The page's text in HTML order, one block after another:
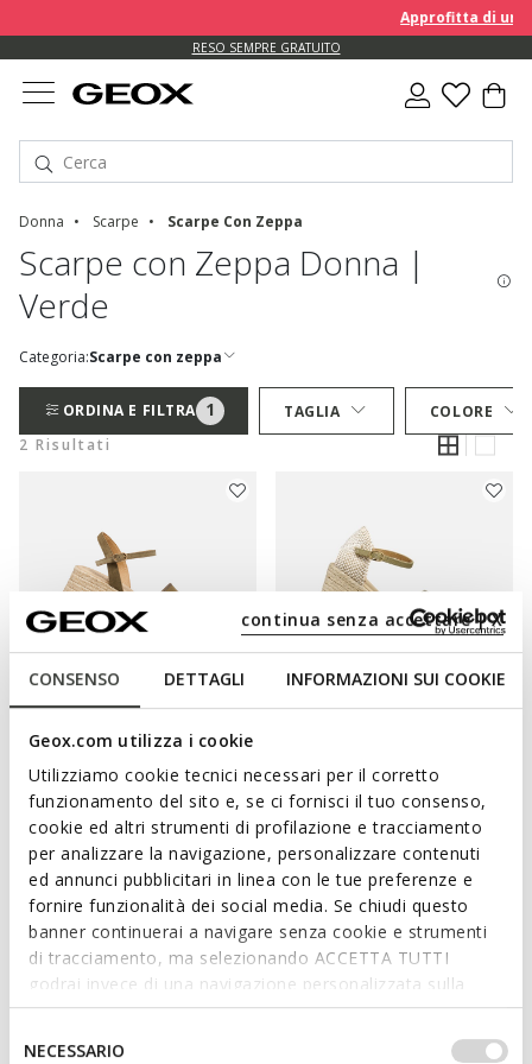
CONSENSO DETTAGLI INFORMAZIONI SUI COOKIE
Geox.com utilizza i cookie
Utilizziamo cookie tecnici necessari per il corretto
funzionamento del sito e, se ci fornisci il tuo consenso,
cookie ed altri strumenti di profilazione e tracciamento
per analizzare la navigazione, personalizzare contenuti
ed annunci pubblicitari in linea con le tue preferenze e
fornire funzionalità dei social media. Se chiudi questo
banner continuerai a navigare senza cookie e strumenti
di tracciamento, ma selezionando ACCETTA TUTTI
godrai invece di una navigazione personalizzata sulla
base dei tuoi gusti ed interessi. Selezionando
IMPOSTAZIONI potrai anche scegliere quali cookies ed
NECESSARIO
continua senza accettare | X
Approfitta di un
RESO SEMPRE GRATUITO
Donna Scarpe Scarpe Con Zeppa
Scarpe con Zeppa Donna |
Verde
Categoria:Scarpe con zeppa
ORDINA E FILTRA 1 TAGLIA
COLORE
2 Risultati
Sandali zeppa
L480,35
2 COLORI
Price reduced from
L739,00
to
Prezzo di listino
-35%
L591,20Prezzo precedente -19%
Sandali zeppa
L441,35
2 COLORI
Price reduced from
L679,00
to
Prezzo di listino
-35%
L509,25Prezzo precedente -13%
ESALTA CON STILE LA TUA SILHOUETTE
Le scarpe con la zeppa sono le calzature ideali per slanciare la